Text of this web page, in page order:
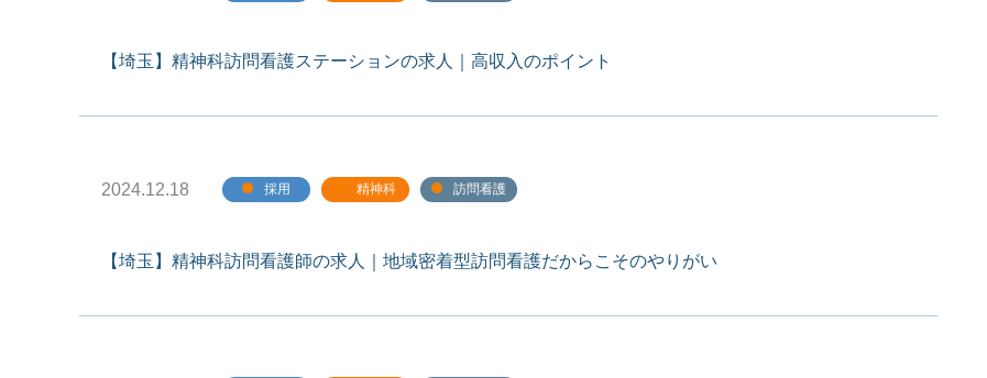
【埼玉】精神科訪問看護ステーションの求人｜高収入のポイント
2024.12.18 採用 精神科 訪問看護
【埼玉】精神科訪問看護師の求人｜地域密着型訪問看護だからこそのやりがい